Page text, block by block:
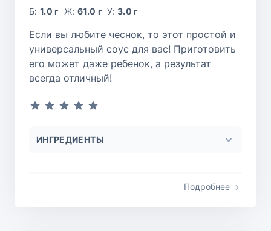
Б:1.0 г Ж: 61.0 г У:3.0 г
Если вы любите чеснок, то этот простой и
универсальный соус для вас! Приготовить
его может даже ребенок, а результат
всегда отличный!
ИНГРЕДИЕНТЫ
Подробнее